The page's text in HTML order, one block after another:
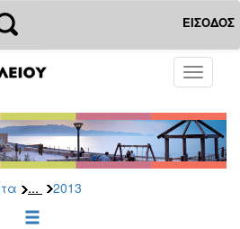
ΕΙΣΟΔΟΣ
Toggle
... 2013